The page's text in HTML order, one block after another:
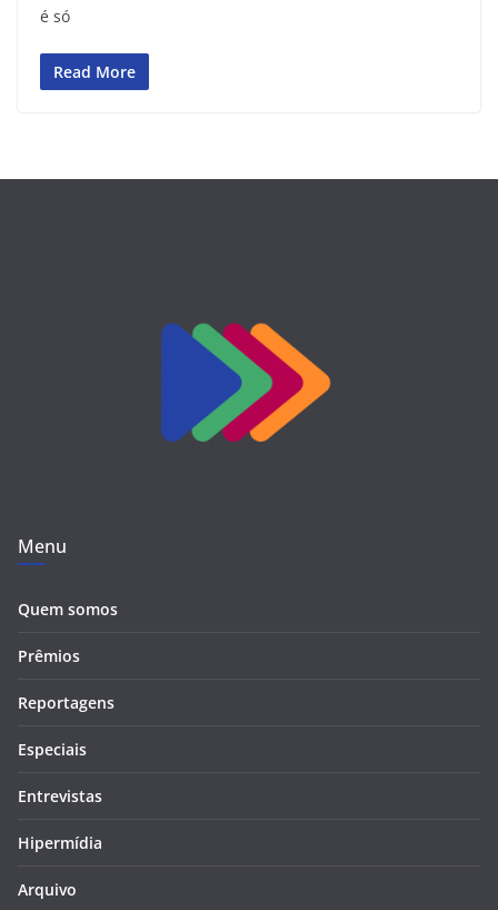
é só
Read More
Menu
Quem somos
Prêmios
Reportagens
Especiais
Entrevistas
Hipermídia
Arquivo